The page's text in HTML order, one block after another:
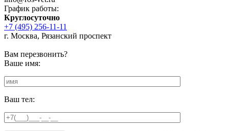
График работы:
Круглосуточно
+7 (495) 256-11-11
г. Москва, Рязанский проспект
Вам перезвонить?
Ваше имя:
Ваш тел: